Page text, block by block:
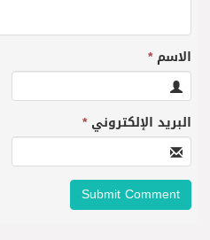
الاسم*
البريد الإلكتروني*